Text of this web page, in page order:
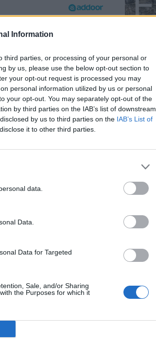
Information
third parties, or processing of your personal or
by us, please use the below opt-out section to
your opt-out request is processed you may
personal information utilized by us or personal
your opt-out. You may separately opt-out of the
by third parties on the IAB’s list of downstream
by us to third parties on the IAB’s List of
it to other third parties.
data.
Data.
Data for Targeted
Sale, and/or Sharing
the Purposes for which it